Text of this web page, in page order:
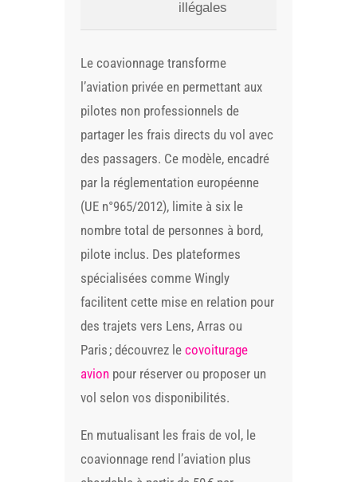
illégales
Le coavionnage transforme
l’aviation privée en permettant aux
pilotes non professionnels de
partager les frais directs du vol avec
des passagers. Ce modèle, encadré
par la réglementation européenne
(UE n°965/2012), limite à six le
nombre total de personnes à bord,
pilote inclus. Des plateformes
spécialisées comme Wingly
facilitent cette mise en relation pour
des trajets vers Lens, Arras ou
Paris ; découvrez lecovoiturage
avion pour réserver ou proposer un
vol selon vos disponibilités.
En mutualisant les frais de vol, le
coavionnage rend l’aviation plus